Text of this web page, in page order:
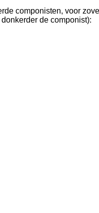
componisten, voor
de componist):